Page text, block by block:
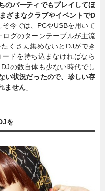
のパーティでもプレイしてほ
ざまなクラブやイベントでD
そ今では、PCやUSBを用いて
グのターンテーブルが主流
くさん集めないとDJができ
ドを持ち込まなければなら
の数自体も少ない時代でし
い状況だったので、珍しい存
ません 」
を